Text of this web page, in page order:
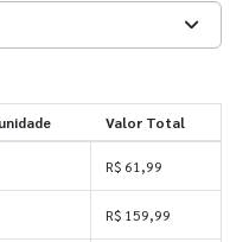
Valor Total
R$ 61,99
R$ 159,99